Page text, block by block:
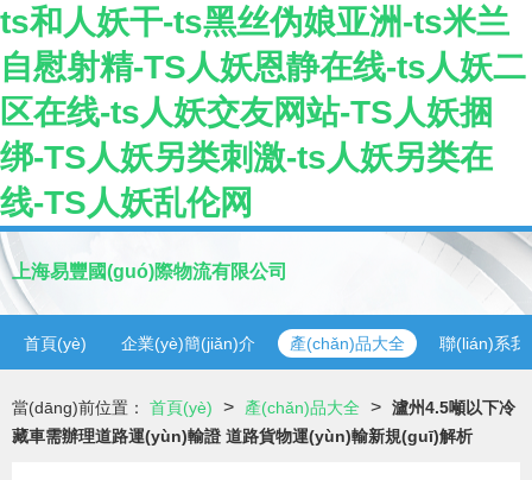
ts和人妖干-ts黑丝伪娘亚洲-ts米兰
自慰射精-TS人妖恩静在线-ts人妖二
区在线-ts人妖交友网站-TS人妖捆
绑-TS人妖另类刺激-ts人妖另类在
线-TS人妖乱伦网
上海易豐國(guó)際物流有限公司
首頁(yè) 企業(yè)簡(jiǎn)介 產(chǎn)品大全 聯(lián)系我
當(dāng)前位置： 首頁(yè) > 產(chǎn)品大全 > 瀘州4.5噸以下冷
藏車需辦理道路運(yùn)輸證 道路貨物運(yùn)輸新規(guī)解析